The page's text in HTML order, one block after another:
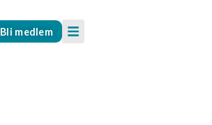
Bli medlem